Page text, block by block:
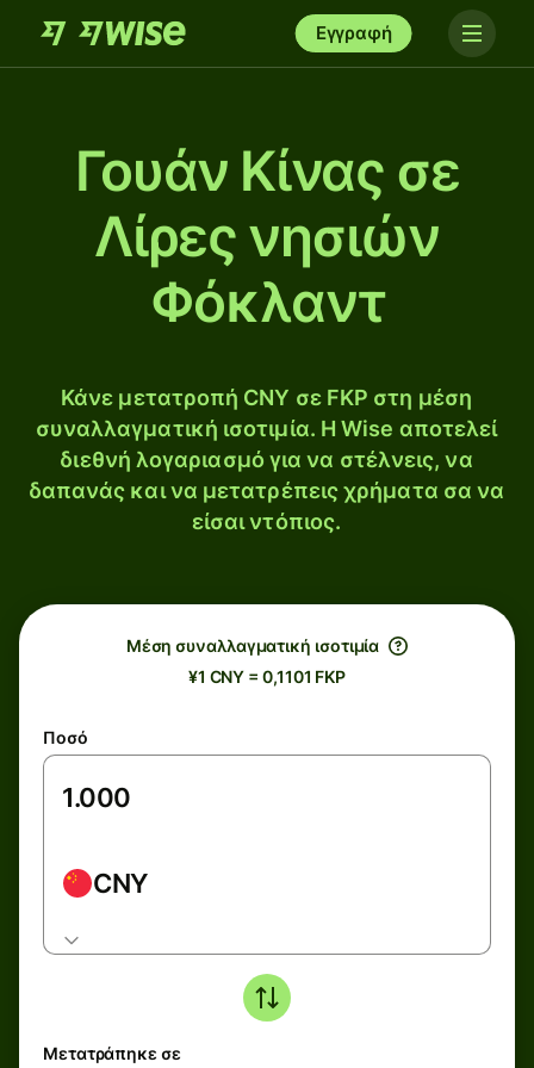
Εγγραφή
Γουάν Κίνας σε
Λίρες νησιών
Φόκλαντ
Κάνε μετατροπή CNY σε FKP στη μέση
συναλλαγματική ισοτιμία. Η Wise αποτελεί
διεθνή λογαριασμό για να στέλνεις, να
δαπανάς και να μετατρέπεις χρήματα σα να
είσαι ντόπιος.
Μέση συναλλαγματική ισοτιμία
¥1 CNY = 0,1101 FKP
Ποσό
CNY
Μετατράπηκε σε